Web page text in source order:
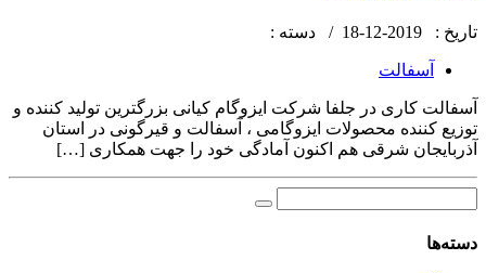
تاریخ : دسته :
آسفالت
آسفالت کاری در جلفا شرکت ایزوگام کیانی بزرگترین تولید کننده و
توزیع کننده محصولات ایزوگامی ، آسفالت و قیرگونی در استان
آذربایجان شرقی هم اکنون آمادگی خود را جهت همکاری […]
دسته‌ها